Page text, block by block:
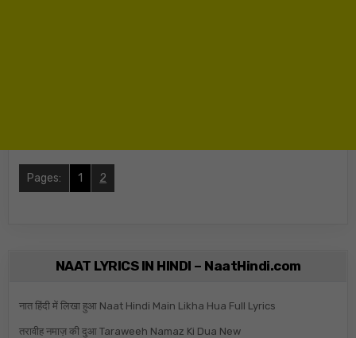
Pages: 1 2
NAAT LYRICS IN HINDI – NaatHindi.com
नात हिंदी में लिखा हुआ Naat Hindi Main Likha Hua Full Lyrics
तरावीह नमाज़ की दुआ Taraweeh Namaz Ki Dua New